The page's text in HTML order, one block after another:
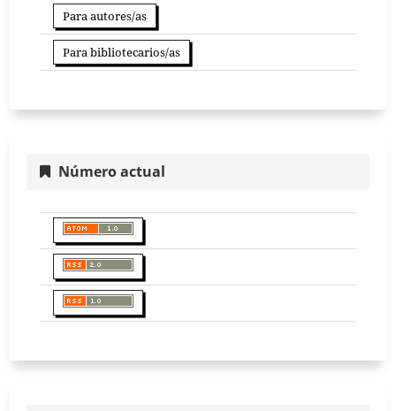
Para autores/as
Para bibliotecarios/as
Número actual